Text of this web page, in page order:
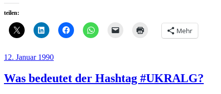
teilen:
Mehr
Veröffentlicht
12. Januar 1990
Was bedeutet der Hashtag #UKRALG?